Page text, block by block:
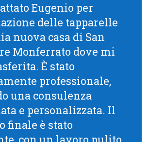
Eugenio per
delle tapparelle
nuova casa di San
Monferrato dove mi
È stato
professionale,
una consulenza
e personalizzata. Il
finale è stato